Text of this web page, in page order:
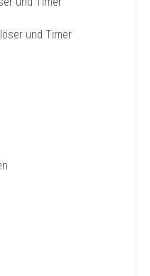
und Timer